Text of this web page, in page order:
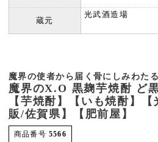
蔵元
光武酒造場
魔界の使者から届く骨にしみわた
魔界のX.O 黒麹芋焼酎 ど
【芋焼酎】【いも焼酎】
販/佐賀県】【肥前屋】
商品番号 5566